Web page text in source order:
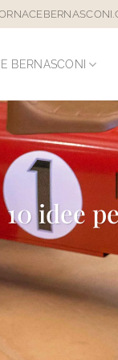
BERNASCONI
idee